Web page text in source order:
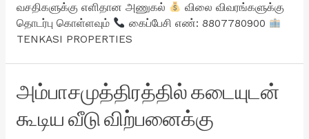
வசதிகளுக்கு எளிதான அணுகல்
விலை விவரங்களுக்கு
தொடர்பு கொள்ளவும்
கைப்பேசி எண்: 8807780900
TENKASI PROPERTIES
அம்பாசமுத்திரத்தில் கடையுடன்
கூடிய வீடு விற்பனைக்கு